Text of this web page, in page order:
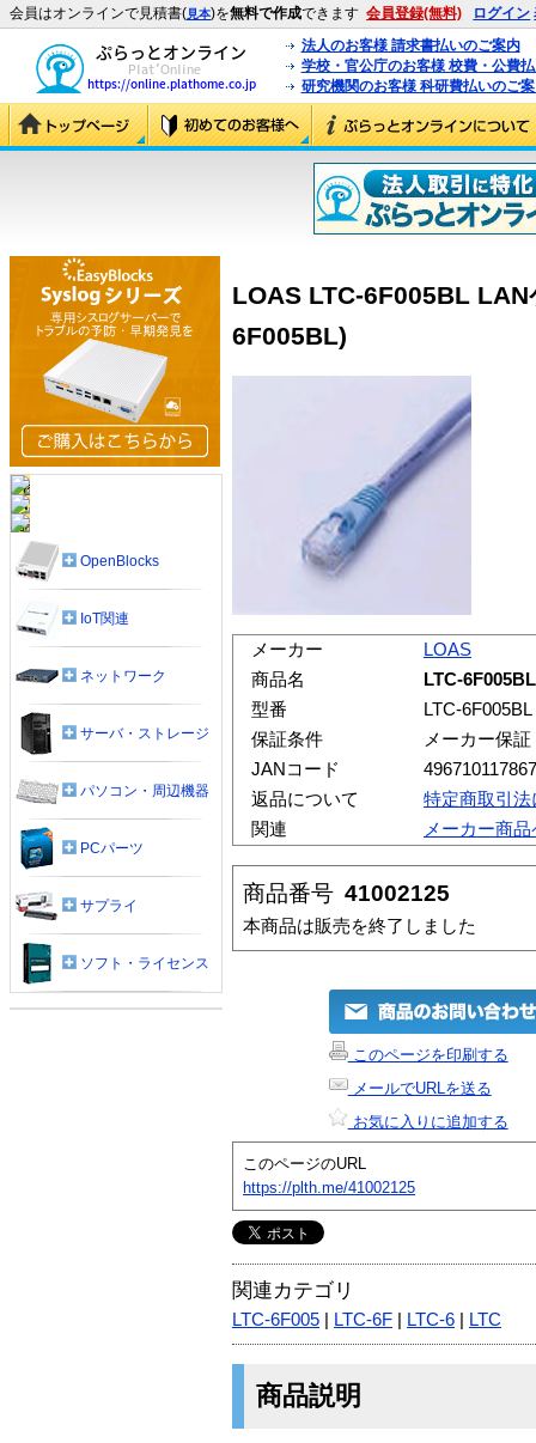
会員はオンラインで見積書(見本)を無料で作成できます 会員登録(無料) ログイン
法人のお客様 請求書払いのご案内
学校・官公庁のお客様 校費・公費
研究機関のお客様 科研費払いのご
LOAS LTC-6F005BL
6F005BL)
メーカー
LOAS
商品名
LTC-
型番
LTC-6F005BL
保証条件
メーカー保証
JANコード
返品について
特定商取引
関連
メーカー商
商品番号 41002125
本商品は販売を終了しました
このページを印刷する
メールでURLを送る
お気に入りに追加する
このページのURL
https://plth.me/41002125
関連カテゴリ
LTC-6F005 LTC-6F LTC-6 LTC
商品説明
OpenBlocks
IoT関連
ネットワーク
サーバ・ストレージ
パソコン・周辺機器
PCパーツ
サプライ
ソフト・ライセンス